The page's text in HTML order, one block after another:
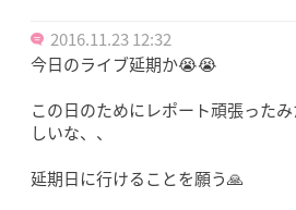
2016.11.23 12:32
今日のライブ延期か😭😭
この日のためにレポート頑張った
しいな、、
延期日に行けることを願う🙏